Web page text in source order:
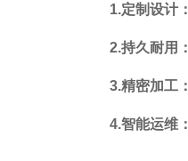
1.定制设计：
2.持久耐用：
3.精密加工：
4.智能运维：